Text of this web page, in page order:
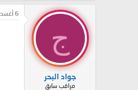
ج
جواد البحر
مراقب سابق
6 أغسطس 2008